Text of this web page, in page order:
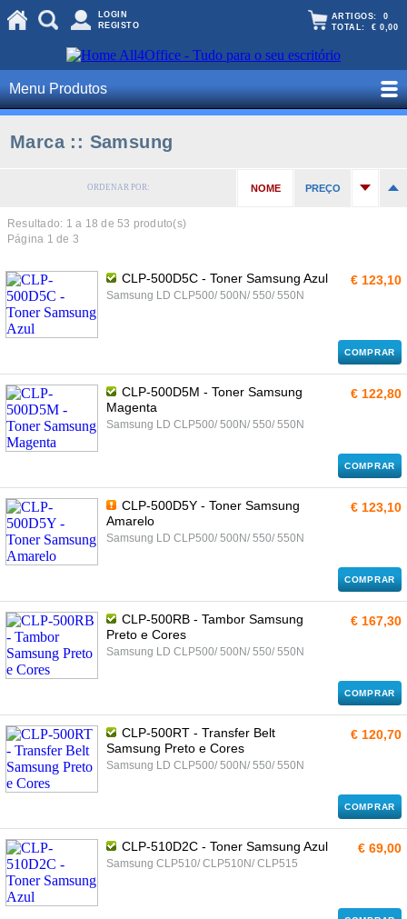
LOGIN
REGISTO
ARTIGOS: 0
TOTAL: € 0,00
Menu Produtos
Marca :: Samsung
ORDENAR POR: NOME PREÇO
Resultado: 1 a 18 de 53 produto(s)
Página 1 de 3
CLP-500D5C - Toner Samsung Azul
Samsung LD CLP500/ 500N/ 550/ 550N
€ 123,10
COMPRAR
CLP-500D5M - Toner Samsung
Magenta
Samsung LD CLP500/ 500N/ 550/ 550N
€ 122,80
COMPRAR
CLP-500D5Y - Toner Samsung
Amarelo
Samsung LD CLP500/ 500N/ 550/ 550N
€ 123,10
COMPRAR
CLP-500RB - Tambor Samsung
Preto e Cores
Samsung LD CLP500/ 500N/ 550/ 550N
€ 167,30
COMPRAR
CLP-500RT - Transfer Belt
Samsung Preto e Cores
Samsung LD CLP500/ 500N/ 550/ 550N
€ 120,70
COMPRAR
CLP-510D2C - Toner Samsung Azul
Samsung CLP510/ CLP510N/ CLP515
€ 69,00